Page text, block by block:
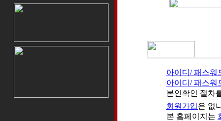
아이디/ 패스워
아이디/ 패스워
본인확인 절차
회원가입은 없
본 홈페이지는